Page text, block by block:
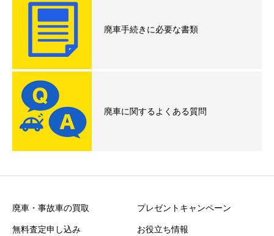
廃車手続きに必要な書類
廃車に関するよくある質問
廃車・事故車の買取
プレゼントキャンペーン
無料査定申し込み
お役立ち情報